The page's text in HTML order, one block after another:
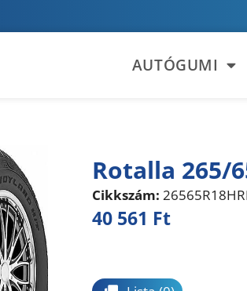
AUTÓGUMI
Rotalla 265/
Cikkszám:
40 561 Ft